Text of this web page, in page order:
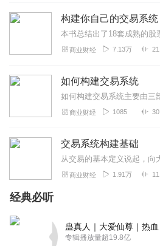
构建你自己的交易系统
商业财经 7.13万 21
如何构建交易系统
商业财经 1085 30
交易系统构建基础
商业财经 1.91万 11
经典必听
专辑播放量超19.8亿